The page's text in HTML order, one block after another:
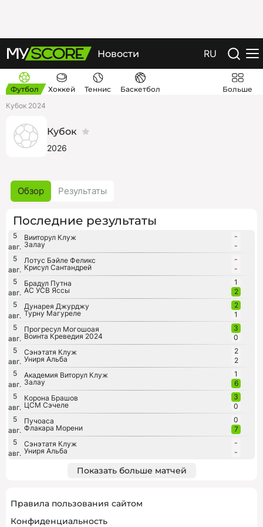
Новости RU
Футбол Хоккей Теннис Баскетбол
Больше
Кубок 2024
Кубок
2026
Обзор Результаты
Последние результаты
5
авг.
Вииторул Клуж
Залау
-
-
5
авг.
Лотус Бэйле Феликс
Крисул Сантандрей
-
-
5
авг.
Брадул Путна
АС УСВ Яссы
1
2
5
авг.
Дунарея Джурджу
Турну Магуреле
2
1
5
авг.
Прогресул Могошоая
Воинта Креведия 2024
3
0
5
авг.
Сэнэтатя Клуж
Униря Альба
2
2
5
авг.
Академия Виторул Клуж
Залау
1
6
5
авг.
Корона Брашов
ЦСМ Сэчеле
3
0
5
авг.
Пучоаса
Флакара Морени
0
7
5
авг.
Сэнэтатя Клуж
Униря Альба
-
-
Показать больше матчей
Правила пользования сайтом
Конфиденциальность